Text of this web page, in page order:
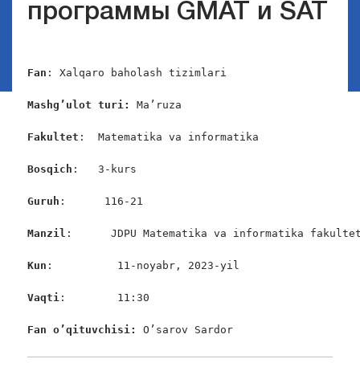
программы GMAT и SAT
Fan : Xalqaro baholash tizimlari
Mashg’ulot turi: Ma’ruza
Fakultet :  Matematika va informatika
Bosqich :   3-kurs
Guruh :      116-21
Manzil :      JDPU Matematika va informatika
Kun :          11-noyabr, 2023-yil
Vaqti:        11:30
Fan o’qituvchisi: O’sarov Sardor